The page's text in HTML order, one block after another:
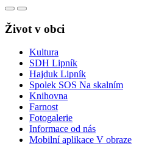
Život v obci
Kultura
SDH Lipník
Hajduk Lipník
Spolek SOS Na skalním
Knihovna
Farnost
Fotogalerie
Informace od nás
Mobilní aplikace V obraze